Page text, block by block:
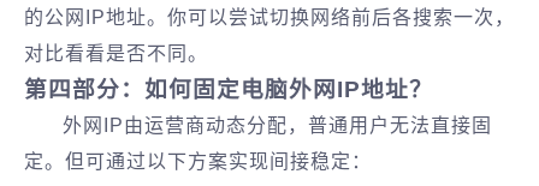
的公网IP地址。你可以尝试切换网络前后各搜索一次，
对比看看是否不同。
第四部分：如何固定电脑外网IP地址？
外网IP由运营商动态分配，普通用户无法直接固
定。但可通过以下方案实现间接稳定：